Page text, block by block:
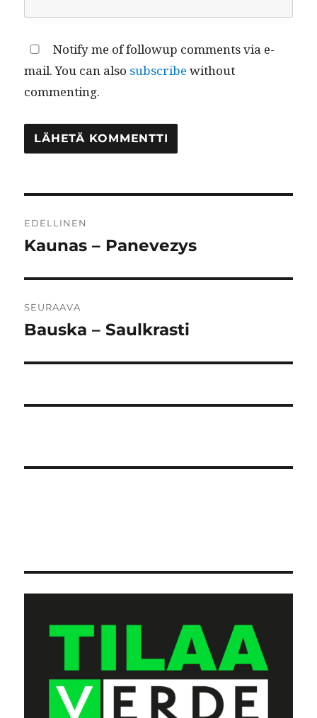
Notify me of followup comments via e-
mail. You can also subscribe without
commenting.
selaus
EDELLINEN
Edellinen
Kaunas – Panevezys
SEURAAVA
Seuraava
Bauska – Saulkrasti